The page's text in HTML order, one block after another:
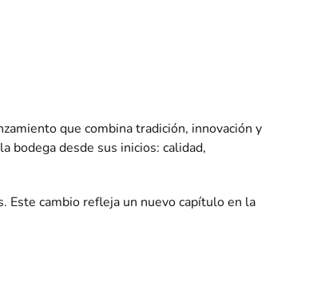
que combina tradición, innovación y
bodega desde sus inicios: calidad,
Este cambio refleja un nuevo capítulo en la